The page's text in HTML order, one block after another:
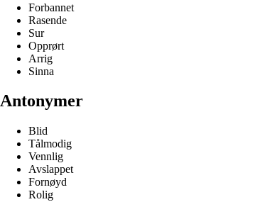
Forbannet
Rasende
Sur
Opprørt
Arrig
Sinna
Antonymer
Blid
Tålmodig
Vennlig
Avslappet
Fornøyd
Rolig